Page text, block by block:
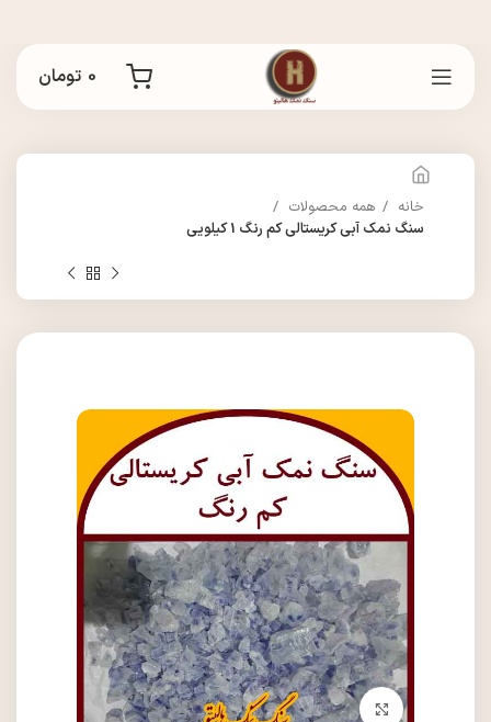
تومان
خانه
همه محصولات
سنگ نمک آبی کریستالی کم رنگ 1 کیلویی
برای بزرگنمایی کلیک کنید